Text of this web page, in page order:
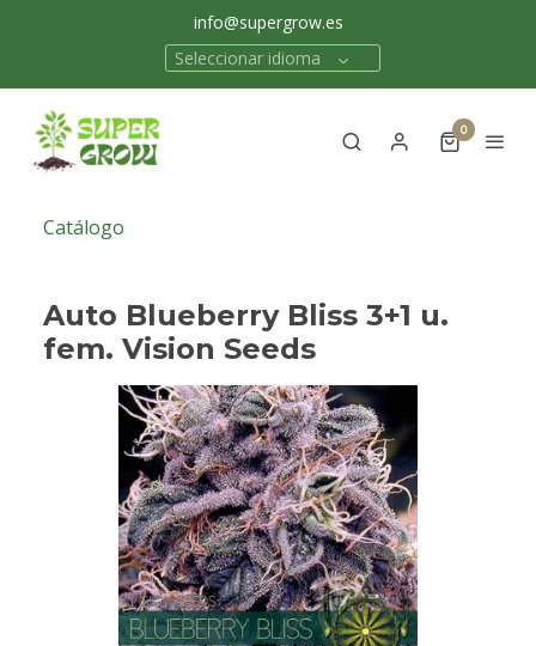
info@supergrow.es
Seleccionar idioma
0
Catálogo
Auto Blueberry Bliss 3+1 u.
fem. Vision Seeds